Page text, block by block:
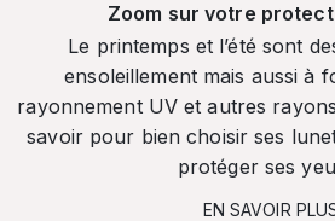
Zoom sur votre
Le printemps et l’été sont
ensoleillement mais aussi à
rayonnement UV et autres
savoir pour bien choisir ses
protéger ses
EN SAVOIR